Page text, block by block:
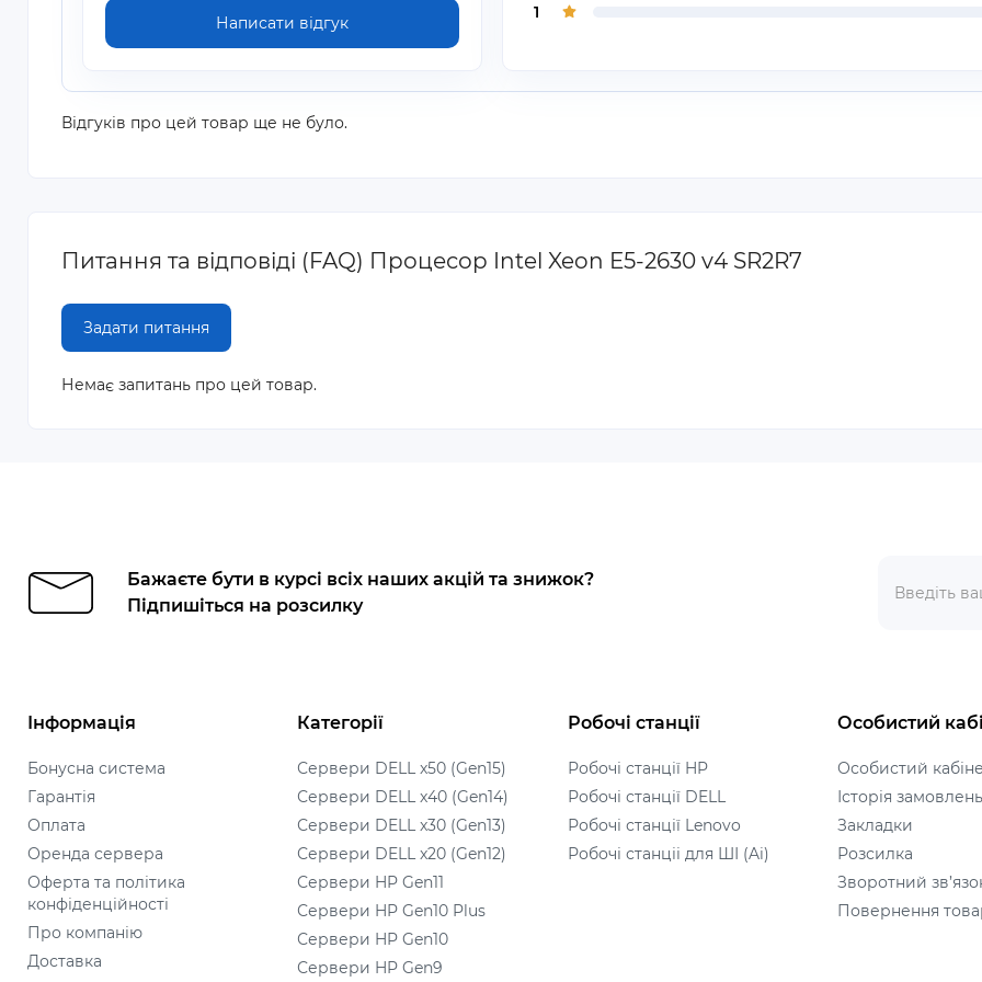
Написати відгук
1
Відгуків про цей товар ще не було.
Питання та відповіді (FAQ) Процесор Intel Xeon E5-2630 v4 SR2R7
Задати питання
Немає запитань про цей товар.
Бажаєте бути в курсі всіх наших акцій та знижок?
Підпишіться на розсилку
Інформація
Бонусна система
Гарантія
Оплата
Оренда сервера
Оферта та політика
конфіденційності
Про компанію
Доставка
Категорії
Сервери DELL x50 (Gen15)
Сервери DELL x40 (Gen14)
Сервери DELL x30 (Gen13)
Сервери DELL x20 (Gen12)
Сервери HP Gen11
Сервери HP Gen10 Plus
Сервери HP Gen10
Сервери HP Gen9
Робочі станції
Робочі станції HP
Робочі станції DELL
Робочі станції Lenovo
Робочі станціі для ШІ (Ai)
Особистий
Особистий
Історія
Закладки
Розсилка
Зворотний
Повернення